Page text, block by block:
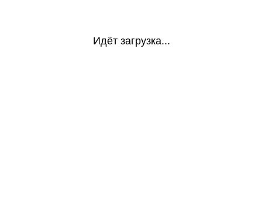
Идёт загрузка...